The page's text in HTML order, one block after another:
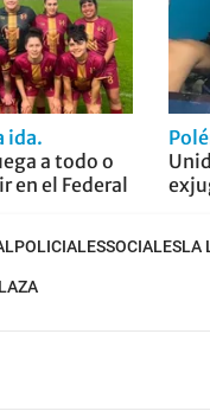
ida
a todo o
en el Federal
POLICIALESSOCIALESLA